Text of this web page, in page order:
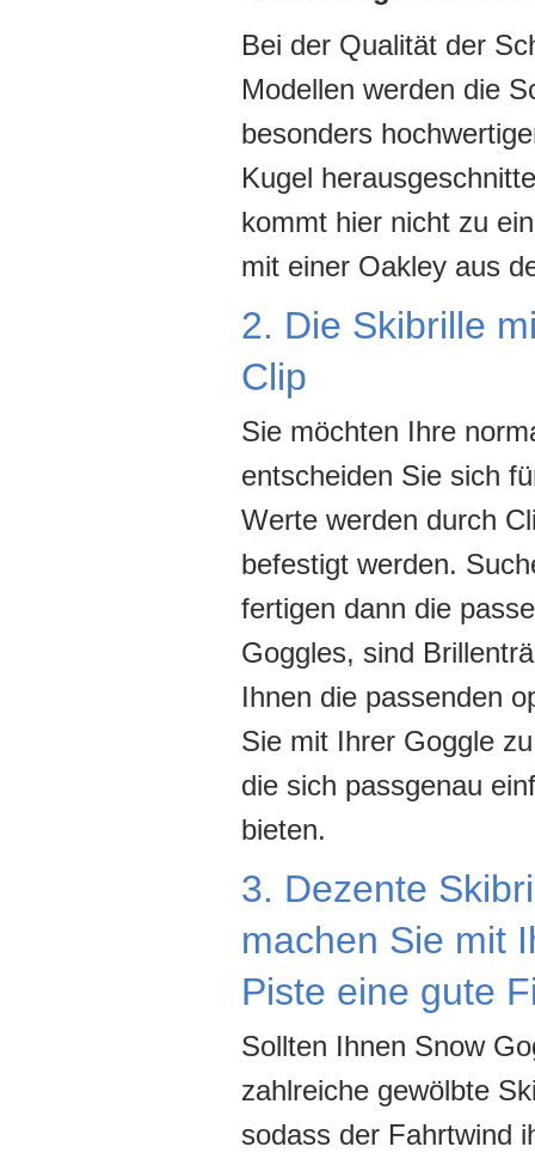
Bei der Qualität der
Modellen werden die
besonders
Kugel
kommt hier nicht zu
mit einer Oakley aus
2. Die Skibrille
Clip
Sie möchten Ihre
entscheiden Sie sich
Werte werden durch
befestigt werden.
fertigen dann die
Goggles, sind
Ihnen die passenden
Sie mit Ihrer Goggle
die sich passgenau
bieten.
3. Dezente
machen Sie mit
Piste eine gute
Sollten Ihnen Snow
zahlreiche gewölbte
sodass der Fahrtwind